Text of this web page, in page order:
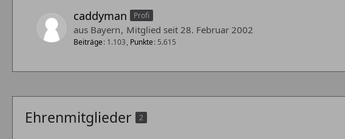
caddyman Profi
aus Bayern Mitglied seit 28. Februar 2002
Beiträge 1.103 Punkte 5.615
Ehrenmitglieder 2